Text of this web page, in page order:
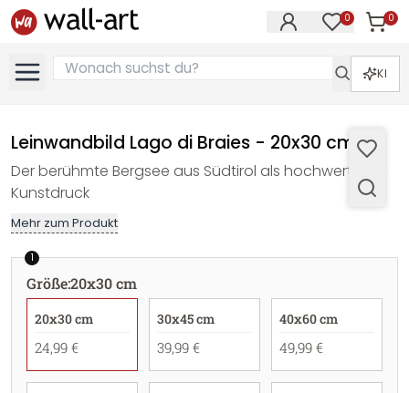
0 0
KI
Leinwandbild Lago di Braies - 20x30 cm
Der berühmte Bergsee aus Südtirol als hochwertiger
Kunstdruck
Mehr zum Produkt
1
Größe:20x30 cm
20x30 cm
24,99 €
30x45 cm
39,99 €
40x60 cm
49,99 €